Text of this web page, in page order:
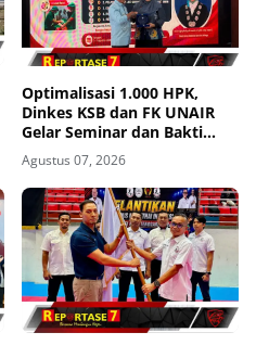
Optimalisasi 1.000 HPK,
Dinkes KSB dan FK UNAIR
Gelar Seminar dan Bakti
Sosial
Agustus 07, 2026